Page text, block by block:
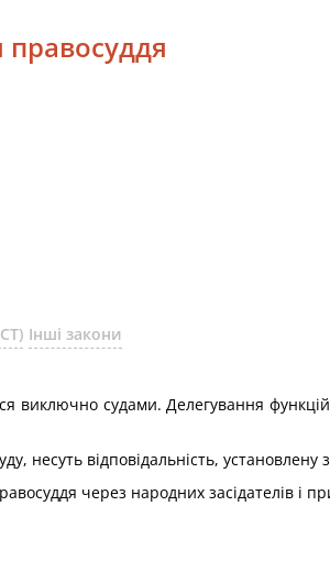
правосуддя
Інші закони
виключно судами. Делегування
несуть відповідальність, установлену
через народних засідателів і